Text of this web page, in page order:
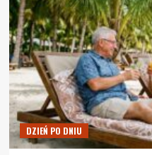
DZIEŃ PO DNIU